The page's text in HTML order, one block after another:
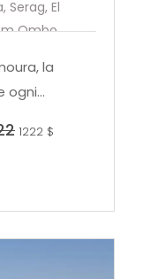
Serag, El
Ombo,
la
ogni
1222 $